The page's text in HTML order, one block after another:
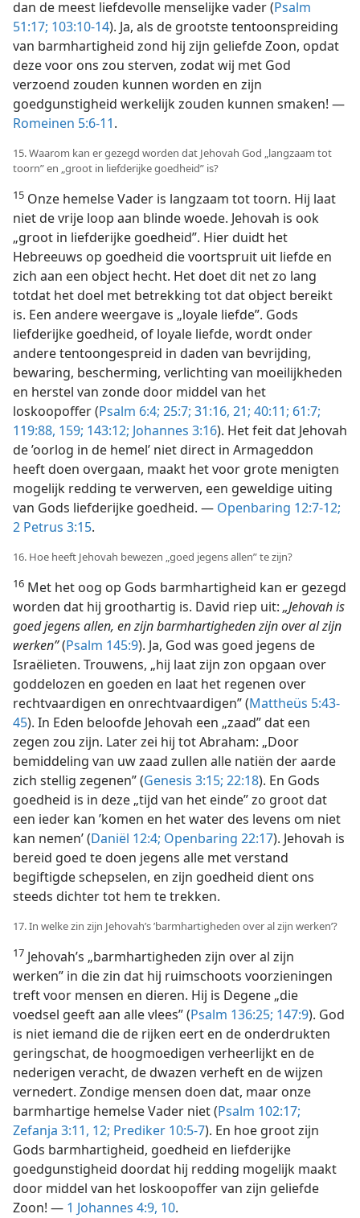
dan de meest liefdevolle menselijke vader (Psalm
51:17; 103:10-14). Ja, als de grootste tentoonspreiding
van barmhartigheid zond hij zijn geliefde Zoon, opdat
deze voor ons zou sterven, zodat wij met God
verzoend zouden kunnen worden en zijn
goedgunstigheid werkelijk zouden kunnen smaken! —
Romeinen 5:6-11.
15. Waarom kan er gezegd worden dat Jehovah God „langzaam tot
toorn” en „groot in liefderijke goedheid” is?
15 Onze hemelse Vader is langzaam tot toorn. Hij laat
niet de vrije loop aan blinde woede. Jehovah is ook
„groot in liefderijke goedheid”. Hier duidt het
Hebreeuws op goedheid die voortspruit uit liefde en
zich aan een object hecht. Het doet dit net zo lang
totdat het doel met betrekking tot dat object bereikt
is. Een andere weergave is „loyale liefde”. Gods
liefderijke goedheid, of loyale liefde, wordt onder
andere tentoongespreid in daden van bevrijding,
bewaring, bescherming, verlichting van moeilijkheden
en herstel van zonde door middel van het
loskoopoffer (Psalm 6:4; 25:7; 31:16, 21; 40:11; 61:7;
119:88, 159; 143:12; Johannes 3:16). Het feit dat Jehovah
de ’oorlog in de hemel’ niet direct in Armageddon
heeft doen overgaan, maakt het voor grote menigten
mogelijk redding te verwerven, een geweldige uiting
van Gods liefderijke goedheid. — Openbaring 12:7-12;
2 Petrus 3:15.
16. Hoe heeft Jehovah bewezen „goed jegens allen” te zijn?
16 Met het oog op Gods barmhartigheid kan er gezegd
worden dat hij groothartig is. David riep uit:„Jehovah is
goed jegens allen, en zijn barmhartigheden zijn over al zijn
werken”(Psalm 145:9). Ja, God was goed jegens de
Israëlieten. Trouwens, „hij laat zijn zon opgaan over
goddelozen en goeden en laat het regenen over
rechtvaardigen en onrechtvaardigen” (Mattheüs 5:43-
45). In Eden beloofde Jehovah een „zaad” dat een
zegen zou zijn. Later zei hij tot Abraham: „Door
bemiddeling van uw zaad zullen alle natiën der aarde
zich stellig zegenen” (Genesis 3:15; 22:18). En Gods
goedheid is in deze „tijd van het einde” zo groot dat
een ieder kan ’komen en het water des levens om niet
kan nemen’ (Daniël 12:4; Openbaring 22:17). Jehovah is
bereid goed te doen jegens alle met verstand
begiftigde schepselen, en zijn goedheid dient ons
steeds dichter tot hem te trekken.
17. In welke zin zijn Jehovah’s ’barmhartigheden over al zijn werken’?
17 Jehovah’s „barmhartigheden zijn over al zijn
werken” in die zin dat hij ruimschoots voorzieningen
treft voor mensen en dieren. Hij is Degene „die
voedsel geeft aan alle vlees” (Psalm 136:25; 147:9). God
is niet iemand die de rijken eert en de onderdrukten
geringschat, de hoogmoedigen verheerlijkt en de
nederigen veracht, de dwazen verheft en de wijzen
vernedert. Zondige mensen doen dat, maar onze
barmhartige hemelse Vader niet (Psalm 102:17;
Zefanja 3:11, 12; Prediker 10:5-7). En hoe groot zijn
Gods barmhartigheid, goedheid en liefderijke
goedgunstigheid doordat hij redding mogelijk maakt
door middel van het loskoopoffer van zijn geliefde
Zoon! — 1 Johannes 4:9, 10.